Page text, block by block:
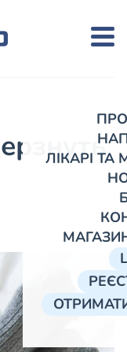
ЛІКАРІ